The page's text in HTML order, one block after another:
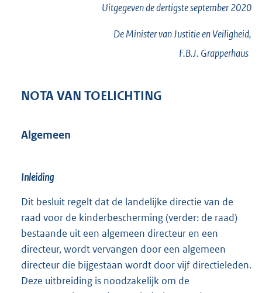
Uitgegeven dedertigsteseptember 2020
De Minister van Justitie en Veiligheid,
F.B.J. Grapperhaus
NOTA VAN TOELICHTING
Algemeen
Inleiding
Dit besluit regelt dat de landelijke directie van de
raad voor de kinderbescherming (verder: de raad)
bestaande uit een algemeen directeur en een
directeur, wordt vervangen door een algemeen
directeur die bijgestaan wordt door vijf directieleden.
Deze uitbreiding is noodzakelijk om de